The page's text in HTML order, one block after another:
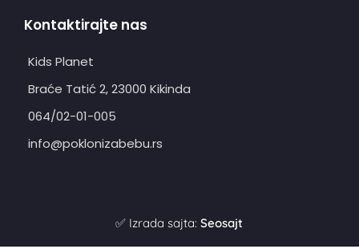
Kontaktirajte nas
Kids Planet
Braće Tatić 2, 23000 Kikinda
064/02-01-005
info@poklonizabebu.rs
✅ Izrada sajta:Seosajt